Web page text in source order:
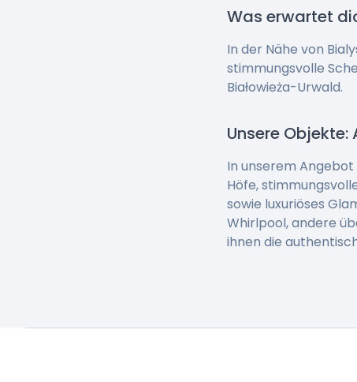
Was erwartet
In der Nähe von
stimmungsvolle
Białowieża-Urwald.
Unsere
In unserem
Höfe,
sowie luxuriöses
Whirlpool, andere
ihnen die